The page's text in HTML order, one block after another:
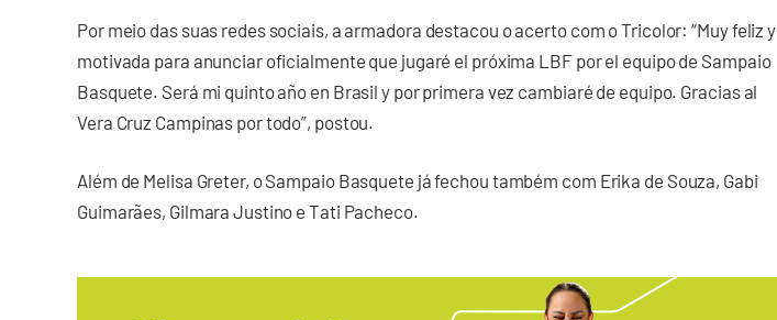
Por meio das suas redes sociais, a armadora destacou o acerto com o Tricolor: “Muy feliz y
motivada para anunciar oficialmente que jugaré el próxima LBF por el equipo de Sampaio
Basquete. Será mi quinto año en Brasil y por primera vez cambiaré de equipo. Gracias al
Vera Cruz Campinas por todo”, postou.
Além de Melisa Greter, o Sampaio Basquete já fechou também com Erika de Souza, Gabi
Guimarães, Gilmara Justino e Tati Pacheco.